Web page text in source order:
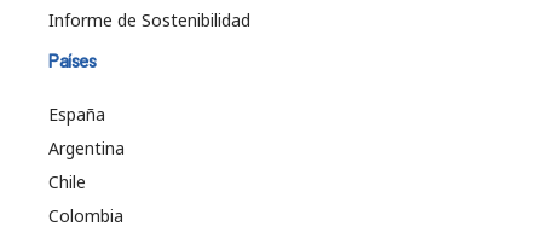
Informe de Sostenibilidad
Países
España
Argentina
Chile
Colombia